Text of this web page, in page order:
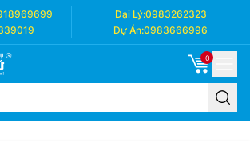
Đại Lý:0983262323
Dự Án:0983666996
0